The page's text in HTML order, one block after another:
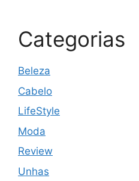
Categorias
Beleza
Cabelo
LifeStyle
Moda
Review
Unhas